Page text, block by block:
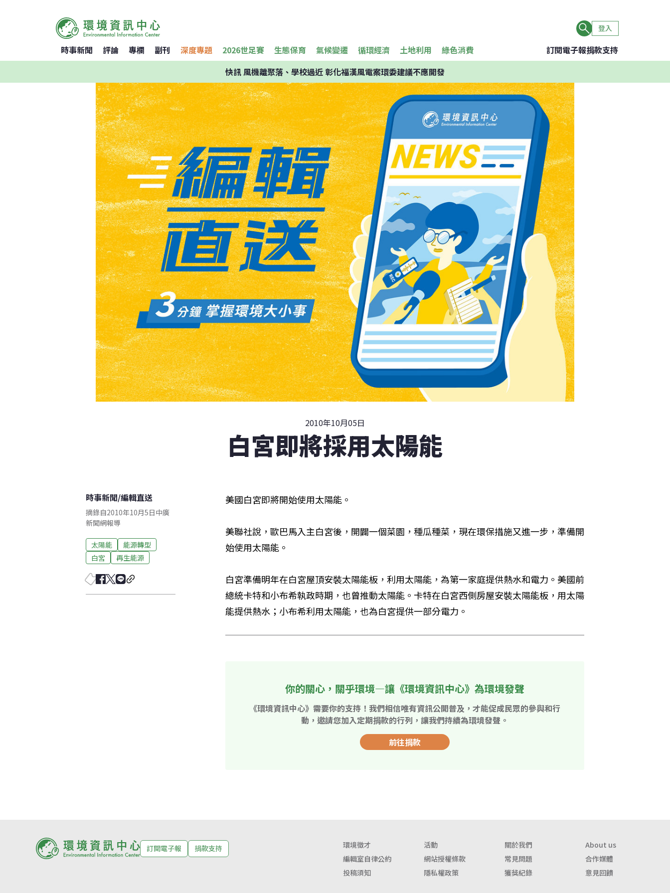
登入
時事新聞 評論 專欄 副刊 深度專題 2026世足賽 生態保育 氣候變遷 循環經濟 土地利用 綠色消費 訂閱電子報捐款支持
快訊風機離聚落、學校過近 彰化福漢風電案環委建議不應開發
2010年10月05日
白宮即將採用太陽能
時事新聞/編輯直送
摘錄自2010年10月5日中廣
新聞網報導
太陽能
能源轉型
白宮
再生能源
美國白宮即將開始使用太陽能。
美聯社說，歐巴馬入主白宮後，開闢一個菜園，種瓜種菜，現在環保措施又進一步，準備開
始使用太陽能。
白宮準備明年在白宮屋頂安裝太陽能板，利用太陽能，為第一家庭提供熱水和電力。美國前
總統卡特和小布希執政時期，也曾推動太陽能。卡特在白宮西側房屋安裝太陽能板，用太陽
能提供熱水；小布希利用太陽能，也為白宮提供一部分電力。
你的關心，關乎環境—讓《環境資訊中心》為環境發聲
《環境資訊中心》需要你的支持！我們相信唯有資訊公開普及，才能促成民眾的參與和行
動，邀請您加入定期捐款的行列，讓我們持續為環境發聲。
前往捐款
訂閱電子報 捐款支持 環境徵才 活動 關於我們
About us
編輯室自律公約
網站授權條款 常見問題
合作媒體
投稿須知
隱私權政策 獲獎紀錄 意見回饋